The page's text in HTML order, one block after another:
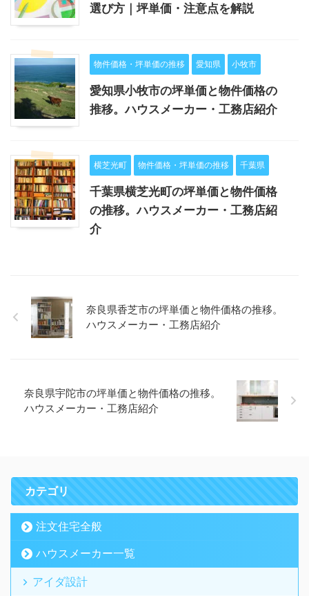
選び方｜坪単価・注意点を解説
物件価格・坪単価の推移 愛知県 小牧市
愛知県小牧市の坪単価と物件価格の
推移。ハウスメーカー・工務店紹介
横芝光町 物件価格・坪単価の推移 千葉県
千葉県横芝光町の坪単価と物件価格
の推移。ハウスメーカー・工務店紹
介
奈良県香芝市の坪単価と物件価格の推移。
ハウスメーカー・工務店紹介
奈良県宇陀市の坪単価と物件価格の推移。
ハウスメーカー・工務店紹介
カテゴリ
注文住宅全般
ハウスメーカー一覧
アイダ設計